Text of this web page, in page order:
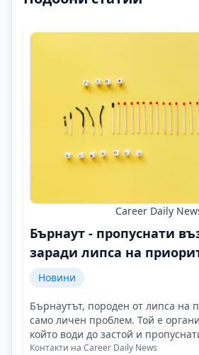
Career Daily
Бърнаут - пропуснати
заради липса на
Новини
Бърнаутът, породен от липса на
само личен проблем. Той е
който води до застой и
Контакти на Career Daily News